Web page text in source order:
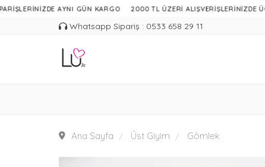
AYNI GÜN KARGO 2000 TL ÜZERİ ALIŞVERİŞLERİNİZDE ÜCRETSİZ
Whatsapp Sipariş : 0533 658 29 11
Ana Sayfa Üst Giyim Gömlek